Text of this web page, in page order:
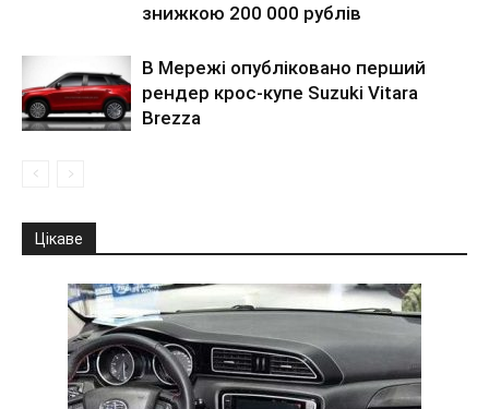
знижкою 200 000 рублів
В Мережі опубліковано перший
рендер крос-купе Suzuki Vitara
Brezza
Цікаве